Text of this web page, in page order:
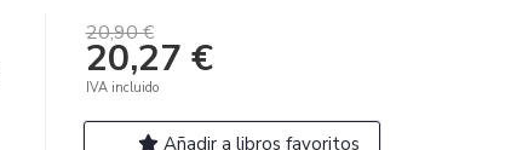
20,90 €
20,27 €
IVA incluido
Añadir a libros favoritos